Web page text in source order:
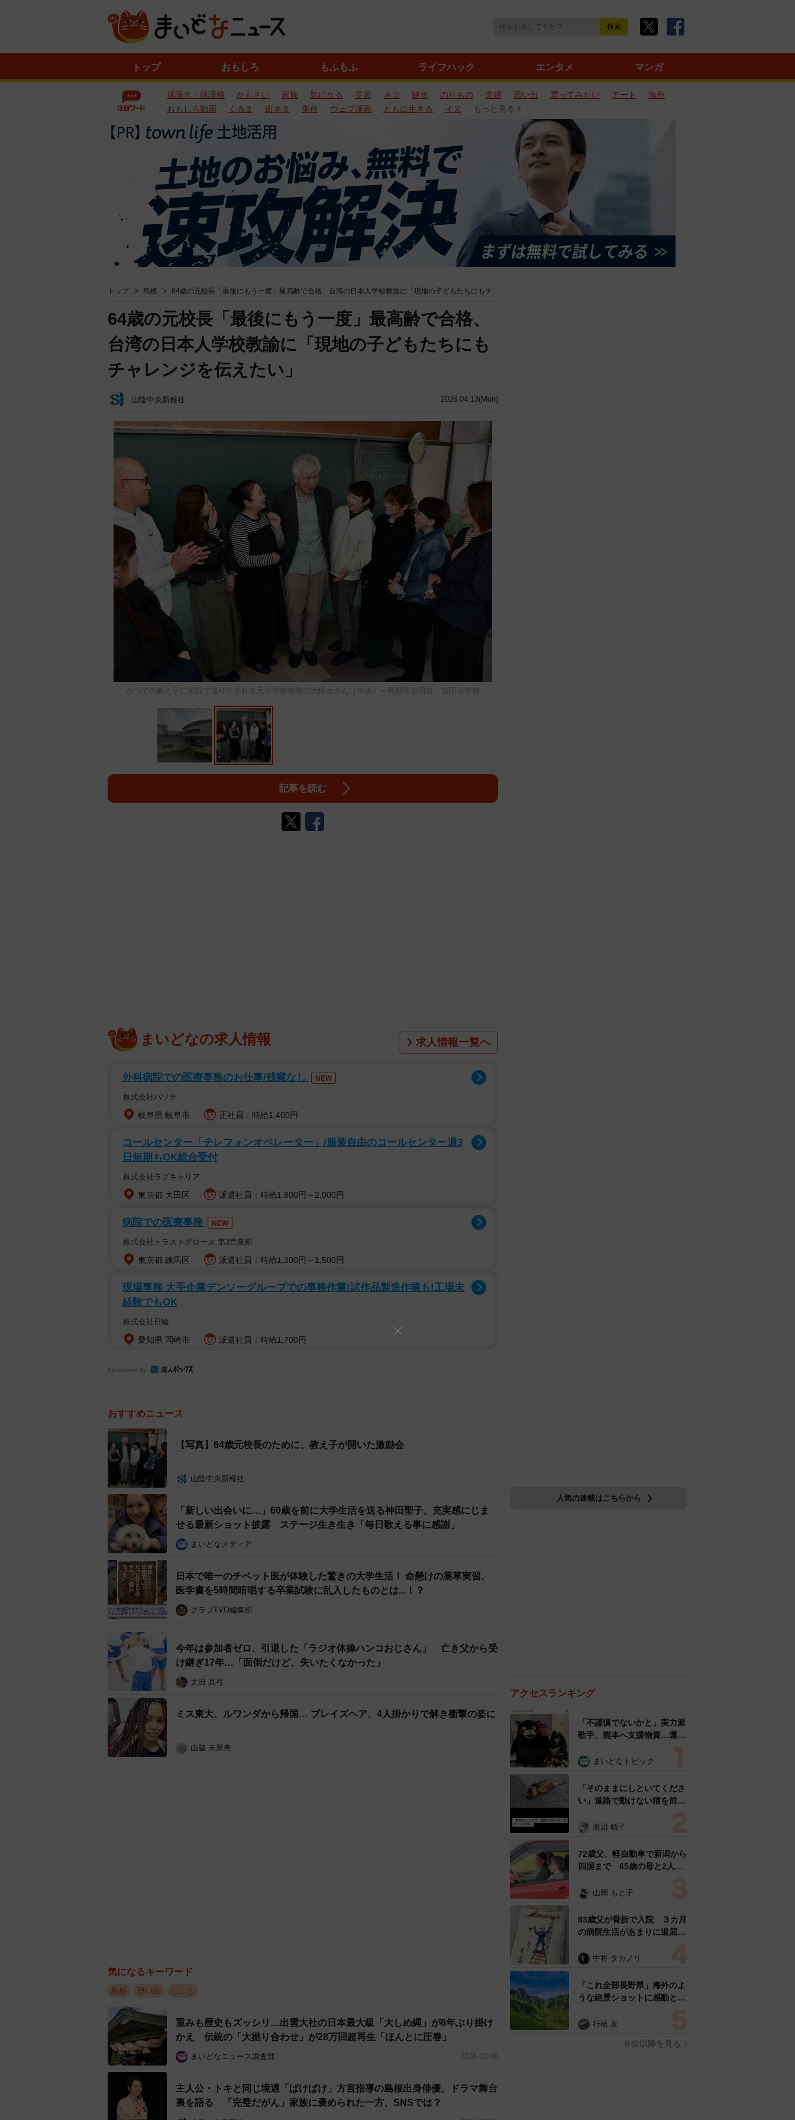
トップ おもしろ もふもふ ライフハック エンタメ マンガ
保護犬・保護猫 かんさい 家族 気になる 災害 ネコ 観光 のりもの 夫婦 思い出 買ってみたい アート
海外
おもしろ動画
くるま 街ネタ 事件 ウェブ漫画 ともに生きる イヌ もっと見る
トップ 島根 64歳の元校長「最後にもう一度」最高齢で合格、台湾の日本人学校教諭に「現地の子どもたちにもチ
2026.04.13(Mon)
64歳の元校長「最後にもう一度」最高齢で合格、
台湾の日本人学校教諭に「現地の子どもたちにも
チャレンジを伝えたい」
山陰中央新報社
かつての教え子に笑顔で送り出される元小学校校長の大橋大さん（中央）＝島根県益田市、吉田小学校
記事を読む
まいどなの求人情報 求人情報一覧へ
外科病院での医療事務のお仕事/残業なし NEW
株式会社パソナ
岐阜県 岐阜市 正社員：時給1,400円
コールセンター「テレフォンオペレーター」/服装自由のコールセンター週3
日短期もOK総合受付
株式会社ラブキャリア
東京都 大田区 派遣社員：時給1,800円～2,000円
病院での医療事務 NEW
株式会社トラストグロース 第3営業部
東京都 練馬区 派遣社員：時給1,300円～1,500円
現場事務 大手企業デンソーグループでの事務作業!試作品製造作業も!工場未
経験でもOK
株式会社日輪
愛知県 岡崎市 派遣社員：時給1,700円
Sponsored by
おすすめニュース
【写真】64歳元校長のために、教え子が開いた激励会
山陰中央新報社
「新しい出会いに…」60歳を前に大学生活を送る神田聖子、充実感にじま
せる最新ショット披露 ステージ生き生き「毎日歌える事に感謝」
まいどなメディア
日本で唯一のチベット医が体験した驚きの大学生活！ 命懸けの薬草実習、
医学書を5時間暗唱する卒業試験に乱入したものとは...！？
クラブTVO編集部
今年は参加者ゼロ、引退した「ラジオ体操ハンコおじさん」 亡き父から受
け継ぎ17年…「面倒だけど、失いたくなかった」
太田 真弓
ミス東大、ルワンダから帰国… ブレイズヘア、4人掛かりで解き衝撃の姿に
山脇 未菜美
気になるキーワード
島根 思い出 しごと
重みも歴史もズッシリ…出雲大社の日本最大級「大しめ縄」が8年ぶり掛け
かえ 伝統の「大撚り合わせ」が28万回超再生「ほんとに圧巻」
まいどなニュース調査部 2026.08.06
主人公・トキと同じ境遇「ばけばけ」方言指導の島根出身俳優、ドラマ舞台
裏を語る 「完璧だがん」家族に褒められた一方、SNSでは？
人気の連載はこちらから
アクセスランキング
「不謹慎でないかと」実力派
歌手、熊本へ支援物資…運搬
めらい 「痛いほど伝わる」
まいどなトピック
「そのままにしといてくださ
い」道路で動けない猫を前に
ようとした4日間 「命の重
表の訴え
渡辺 晴子
72歳父、軽自動車で新潟から
四国まで 65歳の母と2人で
憩まで分刻み… 「大学生で
山岡 もと子
83歳父が骨折で入院 ３カ月
の病院生活があまりに退屈で
い！」→スケッチブックを見
すよ…」
中将 タカノリ
「これ全部長野県」海外のよ
うな絶景ショットに感動と反
ったんだって気づいた」
行橋 友
６位以降を見る